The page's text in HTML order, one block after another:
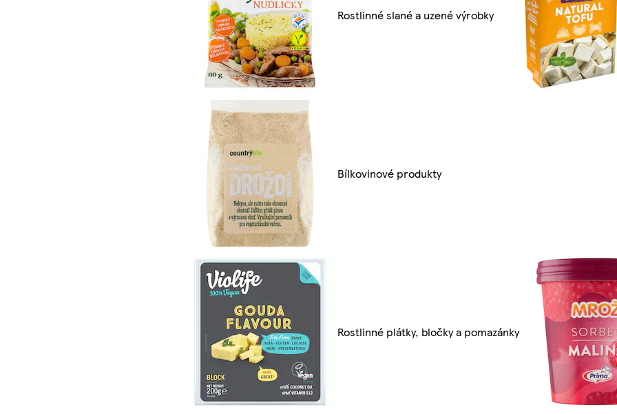
Rostlinné slané a uzené výrobky
Bílkovinové produkty
Rostlinné plátky, bločky a pomazánky